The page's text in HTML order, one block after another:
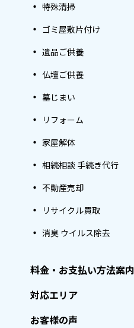
特殊清掃
ゴミ屋敷片付け
遺品ご供養
仏壇ご供養
墓じまい
リフォーム
家屋解体
相続相談 手続き代行
不動産売却
リサイクル買取
消臭 ウイルス除去
料金・お支払い方法案内
対応エリア
お客様の声